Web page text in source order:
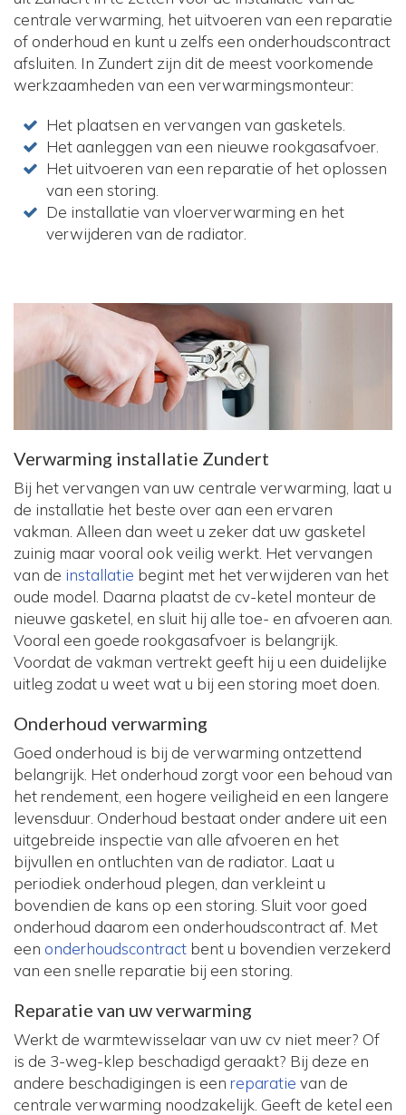
centrale verwarming, het uitvoeren van een reparatie
of onderhoud en kunt u zelfs een onderhoudscontract
afsluiten. In Zundert zijn dit de meest voorkomende
werkzaamheden van een verwarmingsmonteur:
Het plaatsen en vervangen van gasketels.
Het aanleggen van een nieuwe rookgasafvoer.
Het uitvoeren van een reparatie of het oplossen
van een storing.
De installatie van vloerverwarming en het
verwijderen van de radiator.
Verwarming installatie Zundert
Bij het vervangen van uw centrale verwarming, laat u
de installatie het beste over aan een ervaren
vakman. Alleen dan weet u zeker dat uw gasketel
zuinig maar vooral ook veilig werkt. Het vervangen
van de installatie begint met het verwijderen van het
oude model. Daarna plaatst de cv-ketel monteur de
nieuwe gasketel, en sluit hij alle toe- en afvoeren aan.
Vooral een goede rookgasafvoer is belangrijk.
Voordat de vakman vertrekt geeft hij u een duidelijke
uitleg zodat u weet wat u bij een storing moet doen.
Onderhoud verwarming
Goed onderhoud is bij de verwarming ontzettend
belangrijk. Het onderhoud zorgt voor een behoud van
het rendement, een hogere veiligheid en een langere
levensduur. Onderhoud bestaat onder andere uit een
uitgebreide inspectie van alle afvoeren en het
bijvullen en ontluchten van de radiator. Laat u
periodiek onderhoud plegen, dan verkleint u
bovendien de kans op een storing. Sluit voor goed
onderhoud daarom een onderhoudscontract af. Met
een onderhoudscontract bent u bovendien verzekerd
van een snelle reparatie bij een storing.
Reparatie van uw verwarming
Werkt de warmtewisselaar van uw cv niet meer? Of
is de 3-weg-klep beschadigd geraakt? Bij deze en
andere beschadigingen is een reparatie van de
centrale verwarming noodzakelijk. Geeft de ketel een